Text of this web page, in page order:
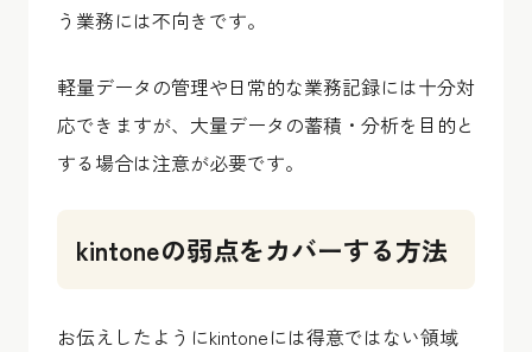
う業務には不向きです。
軽量データの管理や日常的な業務記録には十分対
応できますが、大量データの蓄積・分析を目的と
する場合は注意が必要です。
kintoneの弱点をカバーする方法
お伝えしたようにkintoneには得意ではない領域